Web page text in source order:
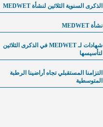
الذكرى السنوية الثلاثين لنشأة MEDWET
نشأة MEDWET
شهادات لـ MEDWET في الذكرى الثلاثين
لتأسيسها
التزامنا المستقبلي تجاه أراضينا الرطبة
المتوسطية